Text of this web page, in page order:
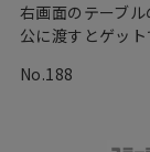
右画面のテーブ
公に渡すとゲット
No.188